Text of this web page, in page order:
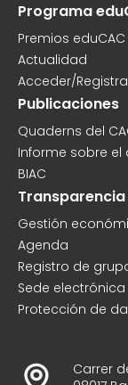
Programa
Premios eduCAC
Actualidad
Acceder/
Publicaciones
Quaderns del
Informe sobre
BIAC
Transparencia
Gestión
Agenda
Registro de
Sede electrónica
Protección de
Carrer